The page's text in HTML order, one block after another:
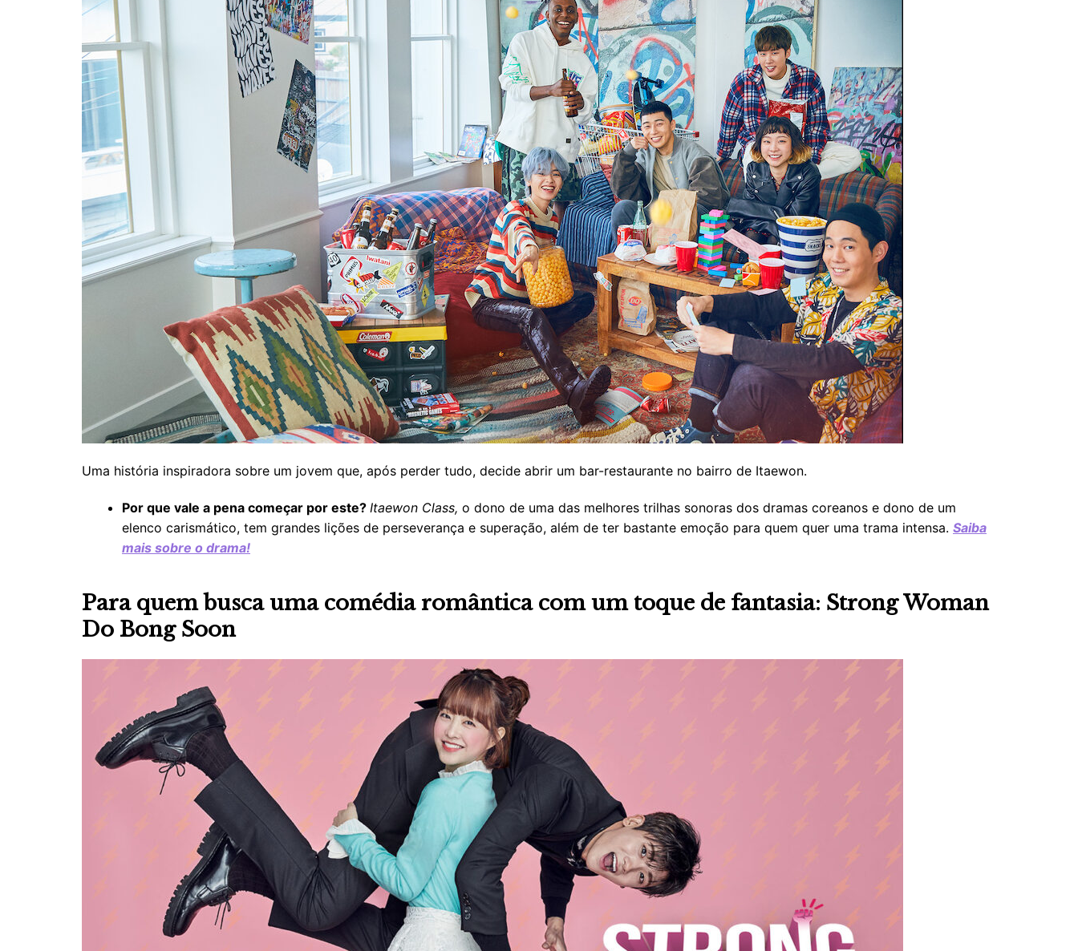
Uma história inspiradora sobre um jovem que, após perder tudo, decide abrir um bar-restaurante no bairro de Itaewon.
Por que vale a pena começar por este? Itaewon Class, o dono de uma das melhores trilhas sonoras dos dramas coreanos e dono de um
elenco carismático, tem grandes lições de perseverança e superação, além de ter bastante emoção para quem quer uma trama intensa. Saiba
mais sobre o drama!
Para quem busca uma comédia romântica com um toque de fantasia: Strong Woman
Do Bong Soon